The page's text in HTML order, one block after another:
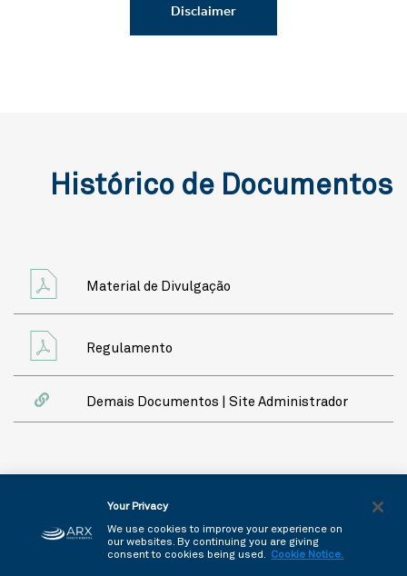
Disclaimer
Histórico de Documentos
Material de Divulgação
Regulamento
Demais Documentos | Site Administrador
Política de Privacidade
Your Privacy
We use cookies to improve your experience on
our websites. By continuing you are giving
consent to cookies being used. Cookie Notice.